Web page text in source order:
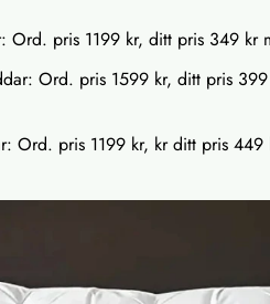
Ord. pris 1199 kr, ditt pris 349 kr
Ord. pris 1599 kr, ditt pris
Ord. pris 1199 kr, kr ditt pris 449